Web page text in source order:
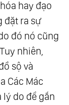
hay đạo
đặt ra sự
đó nó cũng
nhiên,
sộ và
Các Mác
lý do để gắn